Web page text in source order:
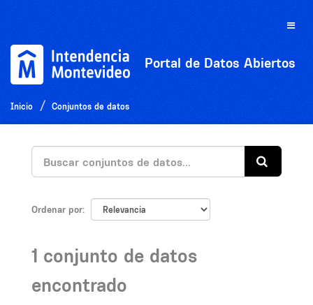
Toggle
Portal de Datos Abiertos
Inicio Conjuntos de datos
Ordenar por
1 conjunto de datos
encontrado